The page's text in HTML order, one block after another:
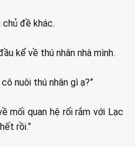
đề khác.
kể về thú nhân nhà mình.
nuôi thú nhân gì ạ?”
mối quan hệ rối rắm với Lạc
rồi.”